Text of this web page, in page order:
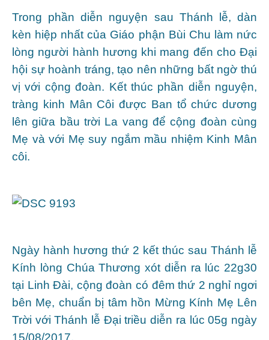
Trong phần diễn nguyện sau Thánh lễ, dàn
kèn hiệp nhất của Giáo phận Bùi Chu làm nức
lòng người hành hương khi mang đến cho Đại
hội sự hoành tráng, tạo nên những bất ngờ thú
vị với cộng đoàn. Kết thúc phần diễn nguyện,
tràng kinh Mân Côi được Ban tổ chức dương
lên giữa bầu trời La vang để cộng đoàn cùng
Mẹ và với Mẹ suy ngắm mầu nhiệm Kinh Mân
côi.
Ngày hành hương thứ 2 kết thúc sau Thánh lễ
Kính lòng Chúa Thương xót diễn ra lúc 22g30
tại Linh Đài, cộng đoàn có đêm thứ 2 nghỉ ngơi
bên Mẹ, chuẩn bị tâm hồn Mừng Kính Mẹ Lên
Trời với Thánh lễ Đại triều diễn ra lúc 05g ngày
15/08/2017.